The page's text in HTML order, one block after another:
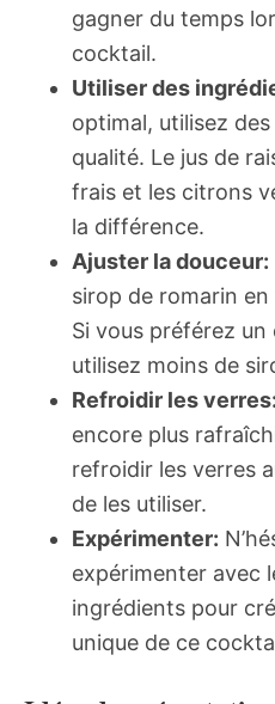
gagner du temps
cocktail.
Utiliser des
optimal, utilisez
qualité. Le jus de
frais et les citrons
la différence.
Ajuster la douceur:
sirop de romarin
Si vous préférez
utilisez moins de
Refroidir les verres:
encore plus
refroidir les verres
de les utiliser.
Expérimenter:
expérimenter avec
ingrédients pour
unique de ce